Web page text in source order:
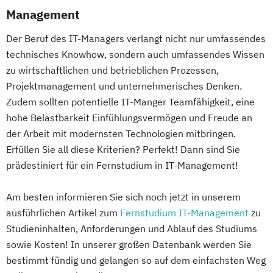
Finance
Finanzmanagement
Finanzmanagement für Bankkaufleute
Game Design
Gartenbau
General Management
Gerontologie
Gesundheits- und Pflegepädagogik
Gesundheitsmanagement
Gesundheitspsychologie
Gesundheitsökonomie Growth Hacking
Growth Hacking (DE/EN)
Growth Hacking for Entrepreneurs (DE/EN)
Heilpädagogik
Heilpädagogik und Inklusion
Wirtschaftsingenieurwesen
Management
Der Beruf des IT-Managers verlangt nicht nur umfassendes
technisches Knowhow, sondern auch umfassendes Wissen
zu wirtschaftlichen und betrieblichen Prozessen,
Projektmanagement und unternehmerisches Denken.
Zudem sollten potentielle IT-Manger Teamfähigkeit, eine
hohe Belastbarkeit Einfühlungsvermögen und Freude an
der Arbeit mit modernsten Technologien mitbringen.
Erfüllen Sie all diese Kriterien? Perfekt! Dann sind Sie
prädestiniert für ein Fernstudium in IT-Management!
Am besten informieren Sie sich noch jetzt in unserem
ausführlichen Artikel zum Fernstudium IT-Management zu
Studieninhalten, Anforderungen und Ablauf des Studiums
sowie Kosten! In unserer großen Datenbank werden Sie
bestimmt fündig und gelangen so auf dem einfachsten Weg